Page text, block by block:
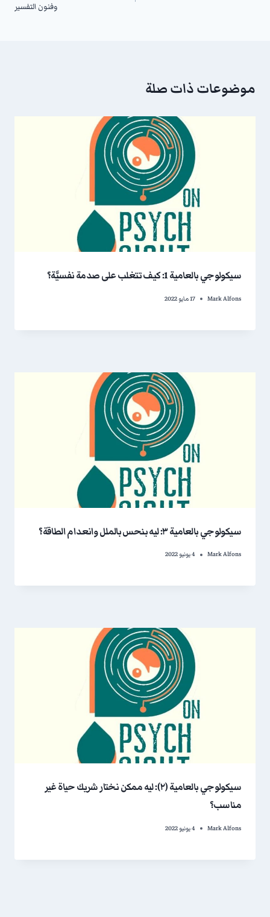
وفنون التفسير
موضوعات ذات صلة
سيكولوجي بالعامية 1: كيف تتغلب على صدمة نفسيَّة؟
Mark Alfons 17 مايو 2022
سيكولوجي بالعامية ٣: ليه بنحس بالملل وانعدام الطاقة؟
Mark Alfons 4 يونيو 2022
سيكولوجي بالعامية (٢): ليه ممكن نختار شريك حياة غير
مناسب؟
Mark Alfons 4 يونيو 2022